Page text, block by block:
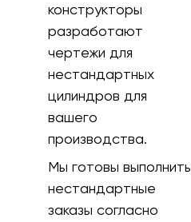
конструкторы
разработают
чертежи для
нестандартных
цилиндров для
вашего
производства.
Мы готовы выполнить
нестандартные
заказы согласно